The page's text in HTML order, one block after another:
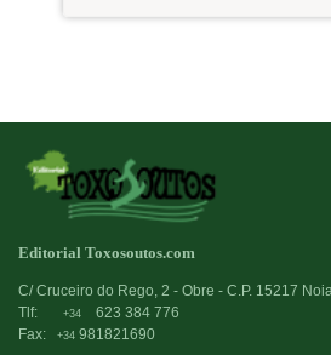
Editorial Toxosoutos.com
C/ Cruceiro do Rego, 2 - Obre - C.P. 15217
Tlf:
+34
623 384 776
Fax:
+34 981821690